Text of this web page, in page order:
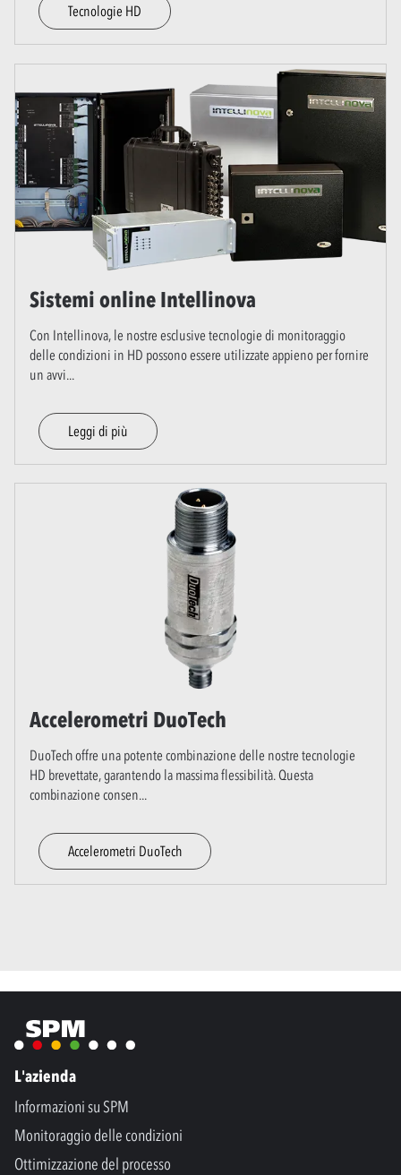
Tecnologie HD
Sistemi online Intellinova
Con Intellinova, le nostre esclusive tecnologie di monitoraggio
delle condizioni in HD possono essere utilizzate appieno per fornire
un avvi...
Leggi di più
Accelerometri DuoTech
DuoTech offre una potente combinazione delle nostre tecnologie
HD brevettate, garantendo la massima flessibilità. Questa
combinazione consen...
Accelerometri DuoTech
L'azienda
Informazioni su SPM
Monitoraggio delle condizioni
Ottimizzazione del processo